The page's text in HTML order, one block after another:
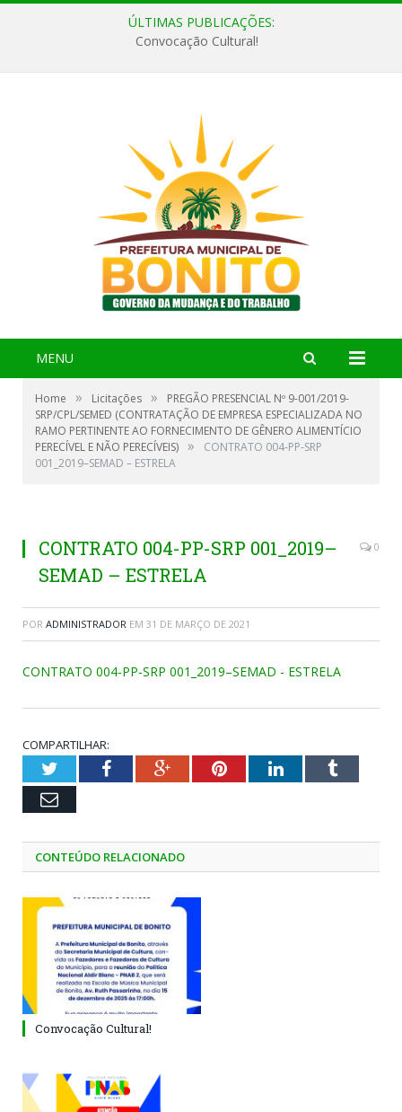
ÚLTIMAS PUBLICAÇÕES:
Convocação Cultural!
MENU
Home » Licitações »
PREGÃO PRESENCIAL Nº 9-001/2019-
SRP/CPL/SEMED (CONTRATAÇÃO DE EMPRESA ESPECIALIZADA NO
RAMO PERTINENTE AO FORNECIMENTO DE GÊNERO ALIMENTÍCIO
PERECÍVEL E NÃO PERECÍVEIS) »
CONTRATO 004-PP-SRP
001_2019–SEMAD – ESTRELA
CONTRATO 004-PP-SRP 001_2019–
SEMAD – ESTRELA
0
POR ADMINISTRADOR EM 31 DE MARÇO DE 2021
CONTRATO 004-PP-SRP 001_2019–SEMAD - ESTRELA
COMPARTILHAR:
TwitterFacebookGoogle+PinterestLinkedInTumblr
Email
CONTEÚDO RELACIONADO
Convocação Cultural!